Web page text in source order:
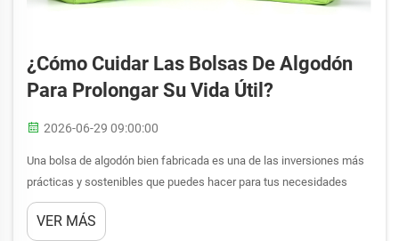
¿Cómo Cuidar Las Bolsas De Algodón
Para Prolongar Su Vida Útil?
2026-06-29 09:00:00
Una bolsa de algodón bien fabricada es una de las inversiones más
prácticas y sostenibles que puedes hacer para tus necesidades
diarias de transporte. Ya la uses para hacer la compra, desplazarte al
trabajo o llevar objetos personales, la durabilidad y el aspecto de una
VER MÁS